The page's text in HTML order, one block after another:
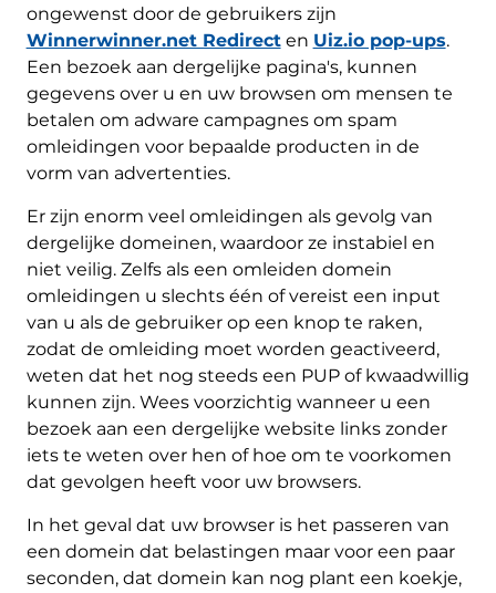
ongewenst door de gebruikers zijn
Winnerwinner.net Redirecten Uiz.io pop-ups.
Een bezoek aan dergelijke pagina's, kunnen
gegevens over u en uw browsen om mensen te
betalen om adware campagnes om spam
omleidingen voor bepaalde producten in de
vorm van advertenties.
Er zijn enorm veel omleidingen als gevolg van
dergelijke domeinen, waardoor ze instabiel en
niet veilig. Zelfs als een omleiden domein
omleidingen u slechts één of vereist een input
van u als de gebruiker op een knop te raken,
zodat de omleiding moet worden geactiveerd,
weten dat het nog steeds een PUP of kwaadwillig
kunnen zijn. Wees voorzichtig wanneer u een
bezoek aan een dergelijke website links zonder
iets te weten over hen of hoe om te voorkomen
dat gevolgen heeft voor uw browsers.
In het geval dat uw browser is het passeren van
een domein dat belastingen maar voor een paar
seconden, dat domein kan nog plant een koekje,